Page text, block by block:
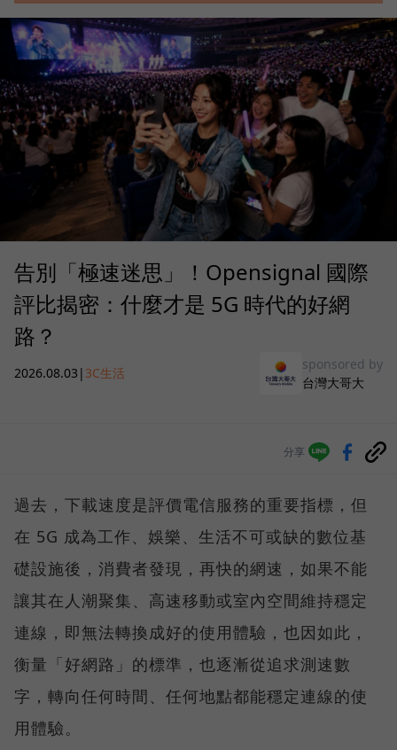
告別「極速迷思」！Opensignal 國際
評比揭密：什麼才是 5G 時代的好網
路？
2026.08.03 | 3C生活
sponsored by
台灣大哥大
分享
過去，下載速度是評價電信服務的重要指標，但
在 5G 成為工作、娛樂、生活不可或缺的數位基
礎設施後，消費者發現，再快的網速，如果不能
讓其在人潮聚集、高速移動或室內空間維持穩定
連線，即無法轉換成好的使用體驗，也因如此，
衡量「好網路」的標準，也逐漸從追求測速數
字，轉向任何時間、任何地點都能穩定連線的使
用體驗。